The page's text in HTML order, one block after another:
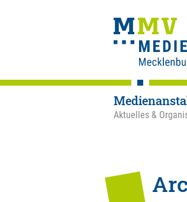
Aktuelles &